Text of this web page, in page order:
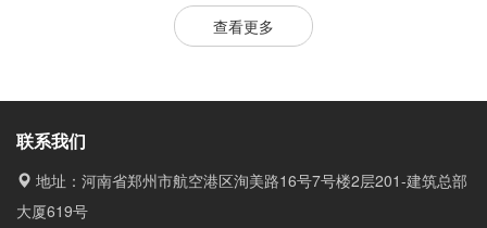
查看更多
联系我们
地址：河南省郑州市航空港区洵美路16号7号楼2层201-建筑总部
大厦619号